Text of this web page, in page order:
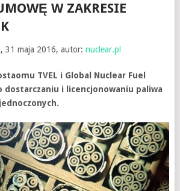
W ZAKRESIE
31 maja 2016, autor: nuclear.pl
TVEL i Global Nuclear Fuel
dostarczaniu i licencjonowaniu paliwa